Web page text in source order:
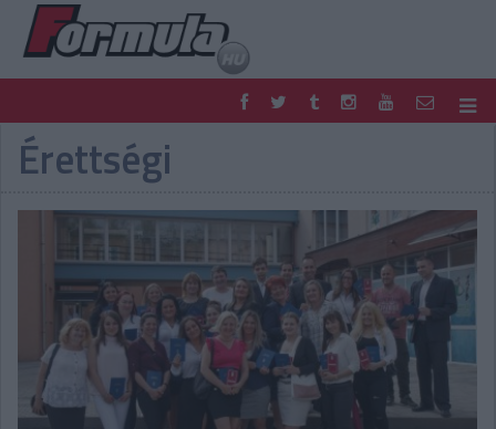
F1
FORMULA
PODCAST
TIPPJÁTÉK
DIGITÁLIS MAGAZIN
PONTÁLLÁSOK
VERSENYNAPTÁRAK
Érettségi